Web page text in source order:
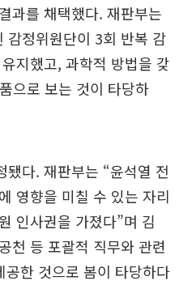
과를 채택했다. 재판부는
감정위원단이 3회 반복 감
지했고, 과학적 방법을 갖
으로 보는 것이 타당하
됐다. 재판부는 “윤석열 전
영향을 미칠 수 있는 자리
인사권을 가졌다”며 김
천 등 포괄적 직무와 관련
한 것으로 봄이 타당하다